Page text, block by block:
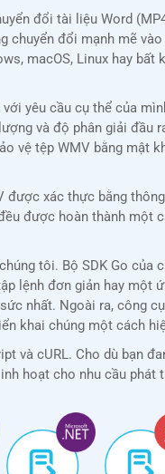
đổi tài liệu Word
chuyển đổi mạnh mẽ
macOS, Linux hay bất
yêu cầu cụ thể của
và độ phân giải đầu
vệ tệp WMV bằng mật
được xác thực bằng
được hoàn thành một
tôi. Bộ SDK Go của
lệnh đơn giản hay một
nhất. Ngoài ra, công
khai chúng một cách
và cURL. Cho dù bạn
hoạt cho nhu cầu phát